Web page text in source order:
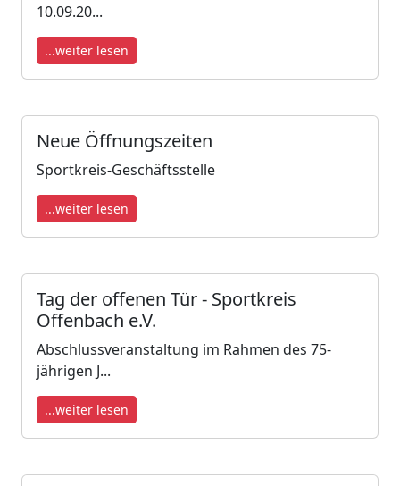
10.09.20...
...weiter lesen
Neue Öffnungszeiten
Sportkreis-Geschäftsstelle
...weiter lesen
Tag der offenen Tür - Sportkreis
Offenbach e.V.
Abschlussveranstaltung im Rahmen des 75-
jährigen J...
...weiter lesen